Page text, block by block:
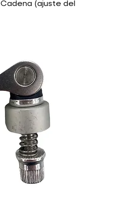
Cadena (ajuste del